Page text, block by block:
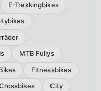
E-Trekkingbikes
MTB Fullys
Fitnessbikes
City